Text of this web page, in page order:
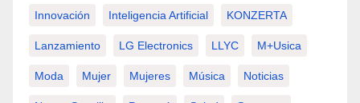
Innovación Inteligencia Artificial KONZERTA
Lanzamiento LG Electronics LLYC M+usica
Moda Mujer Mujeres Música Noticias